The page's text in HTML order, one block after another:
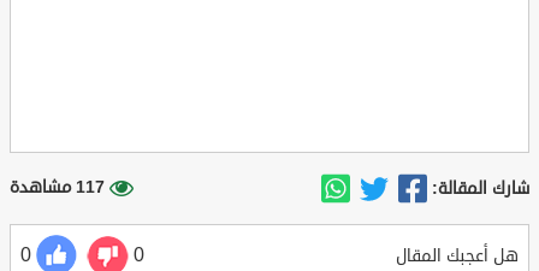
شارك المقالة: 117 مشاهدة
هل أعجبك المقال 0
0